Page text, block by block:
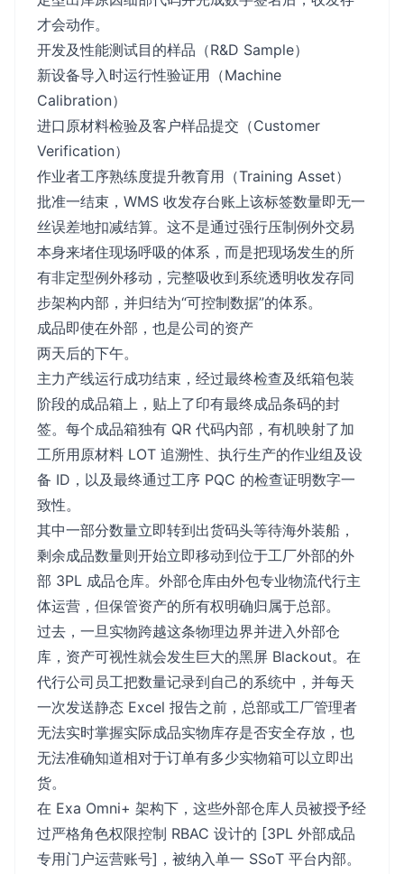
才会动作。
开发及性能测试目的样品（R&D Sample）
新设备导入时运行性验证用（Machine
Calibration）
进口原材料检验及客户样品提交（Customer
Verification）
作业者工序熟练度提升教育用（Training Asset）
批准一结束，WMS 收发存台账上该标签数量即无一
丝误差地扣减结算。这不是通过强行压制例外交易
本身来堵住现场呼吸的体系，而是把现场发生的所
有非定型例外移动，完整吸收到系统透明收发存同
步架构内部，并归结为“可控制数据”的体系。
成品即使在外部，也是公司的资产
两天后的下午。
主力产线运行成功结束，经过最终检查及纸箱包装
阶段的成品箱上，贴上了印有最终成品条码的封
签。每个成品箱独有 QR 代码内部，有机映射了加
工所用原材料 LOT 追溯性、执行生产的作业组及设
备 ID，以及最终通过工序 PQC 的检查证明数字一
致性。
其中一部分数量立即转到出货码头等待海外装船，
剩余成品数量则开始立即移动到位于工厂外部的外
部 3PL 成品仓库。外部仓库由外包专业物流代行主
体运营，但保管资产的所有权明确归属于总部。
过去，一旦实物跨越这条物理边界并进入外部仓
库，资产可视性就会发生巨大的黑屏 Blackout。在
代行公司员工把数量记录到自己的系统中，并每天
一次发送静态 Excel 报告之前，总部或工厂管理者
无法实时掌握实际成品实物库存是否安全存放，也
无法准确知道相对于订单有多少实物箱可以立即出
货。
在 Exa Omni+ 架构下，这些外部仓库人员被授予经
过严格角色权限控制 RBAC 设计的 [3PL 外部成品
专用门户运营账号]，被纳入单一 SSoT 平台内部。